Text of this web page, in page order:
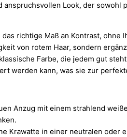
Look, der sowohl
richtige Maß an Kontrast, ohne
von rotem Haar, sondern
Farbe, die jedem gut
werden kann, was sie zur
Anzug mit einem strahlend
Krawatte in einer neutralen oder